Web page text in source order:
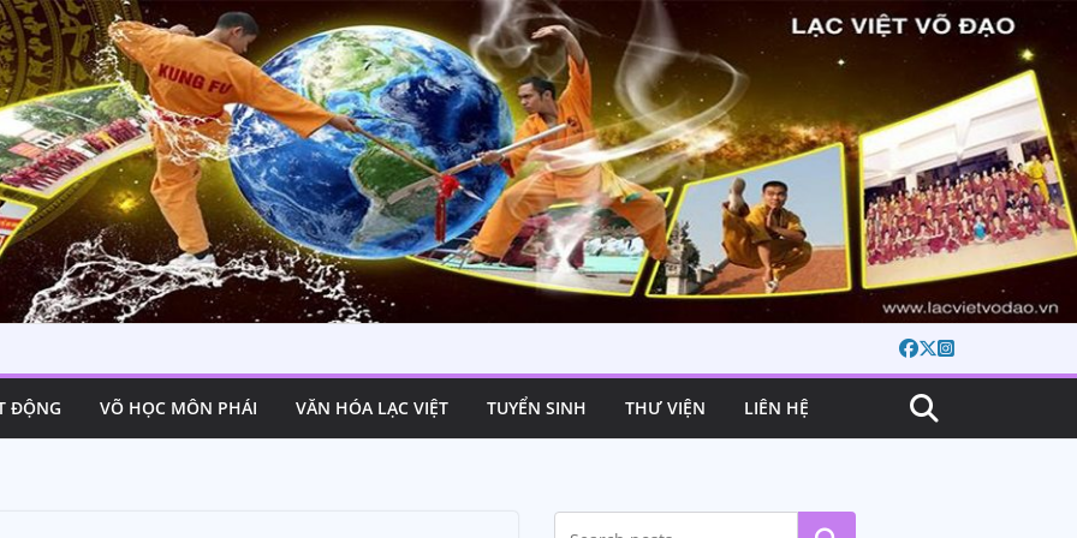
cổ truyền
ĐỘNG VÕ HỌC MÔN PHÁI VĂN HÓA LẠC VIỆT TUYỂN SINH THƯ VIỆN LIÊN HỆ